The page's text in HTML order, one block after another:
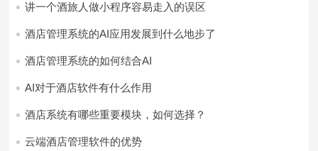
讲一个酒旅人做小程序容易走入的误区
酒店管理系统的AI应用发展到什么地步了
酒店管理系统的如何结合AI
AI对于酒店软件有什么作用
酒店系统有哪些重要模块，如何选择？
云端酒店管理软件的优势